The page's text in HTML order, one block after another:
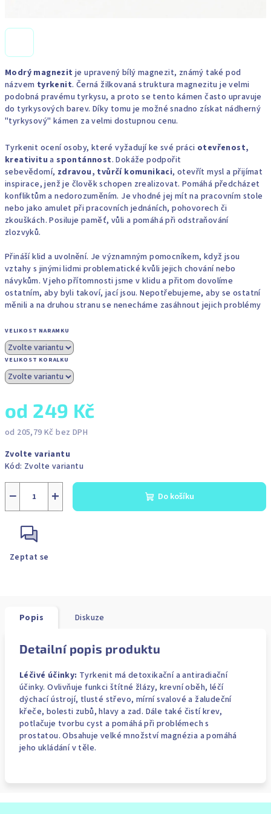
Modrý magnezit je upravený bílý magnezit, známý také pod
názvem tyrkenit. Černá žilkovaná struktura magnezitu je velmi
podobná pravému tyrkysu, a proto se tento kámen často upravuje
do tyrkysových barev. Díky tomu je možné snadno získat nádherný
"tyrkysový" kámen za velmi dostupnou cenu.
Tyrkenit ocení osoby, které vyžadují ke své práci otevřenost,
kreativitu aspontánnost. Dokáže podpořit
sebevědomí, zdravou, tvůrčí komunikaci, otevřít mysl a přijímat
inspirace, jenž je člověk schopen zrealizovat. Pomáhá předcházet
konfliktům a nedorozuměním. Je vhodné jej mít na pracovním stole
nebo jako amulet při pracovních jednáních, pohovorech či
zkouškách. Posiluje paměť, vůli a pomáhá při odstraňování
zlozvyků.
Přináší klid a uvolnění. Je významným pomocníkem, když jsou
vztahy s jinými lidmi problematické kvůli jejich chování nebo
návykům. V jeho přítomnosti jsme v klidu a přitom dovolíme
ostatním, aby byli takoví, jací jsou. Nepotřebujeme, aby se ostatní
měnili a na druhou stranu se nenecháme zasáhnout jejich problémy
VELIKOST NARAMKU
VELIKOST KORALKU
od 249 Kč
od 205,79 Kč bez DPH
cena:
Zvolte variantu
Kód: Zvolte variantu
+
− Do košíku
Zeptat se
Popis Diskuze
Detailní popis produktu
Léčivé účinky: Tyrkenit má detoxikační a antiradiační
účinky. Ovlivňuje funkci štítné žlázy, krevní oběh, léčí
dýchací ústrojí, tlusté střevo, mírní svalové a žaludeční
křeče, bolesti zubů, hlavy a zad. Dále také čistí krev,
potlačuje tvorbu cyst a pomáhá při problémech s
prostatou. Obsahuje velké množství magnézia a pomáhá
jeho ukládání v těle.